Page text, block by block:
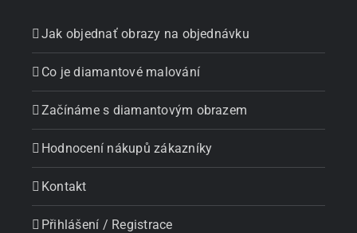
Jak objednať obrazy na objednávku
Co je diamantové malování
Začínáme s diamantovým obrazem
Hodnocení nákupů zákazníky
Kontakt
Přihlášení / Registrace